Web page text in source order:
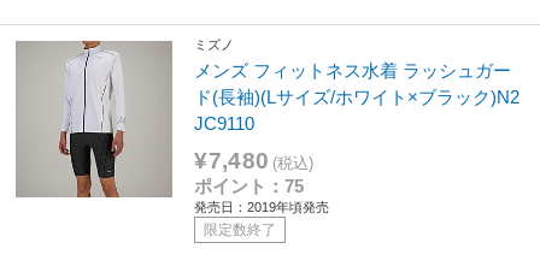
ミズノ
メンズ フィットネス水着 ラッシュガー
ド(長袖)(Lサイズ/ホワイト×ブラック)N2
JC9110
¥7,480 (税込)
ポイント：75
発売日：2019年頃発売
限定数終了